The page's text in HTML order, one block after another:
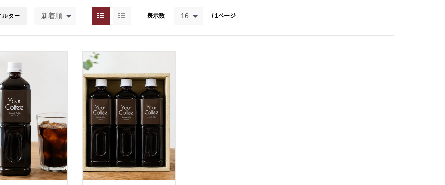
ルター 新着順 表示数 16 / 1ページ